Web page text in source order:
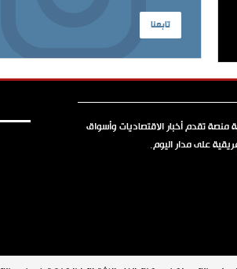
تابعنا
منصة تقدم أخبار الاقتصاديات وأسواق
على مدار اليوم.
شبكة أفريكونا